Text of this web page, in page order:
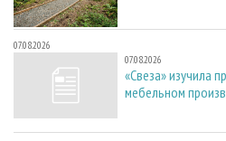
07.08.2026
07.08.2026
«Свеза» изучила
мебельном